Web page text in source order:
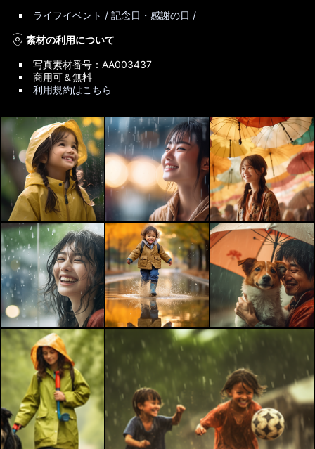
ライフイベント / 記念日・感謝の日 /
policy素材の利用について
写真素材番号：AA003437
商用可＆無料
利用規約はこちら